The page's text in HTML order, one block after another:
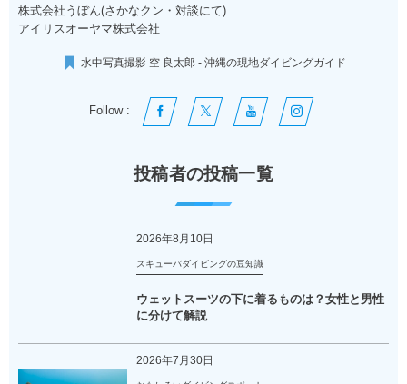
株式会社うぼん(さかなクン・対談にて)
アイリスオーヤマ株式会社
水中写真撮影 空 良太郎 - 沖縄の現地ダイビングガイド
Follow :
投稿者の投稿一覧
2026年8月10日
スキューバダイビングの豆知識
ウェットスーツの下に着るものは？女性と男性
に分けて解説
2026年7月30日